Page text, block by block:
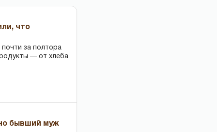
что
почти за полтора
— от хлеба
бывший муж